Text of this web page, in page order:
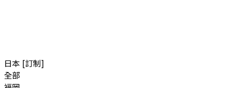
日本 [訂制]
全部